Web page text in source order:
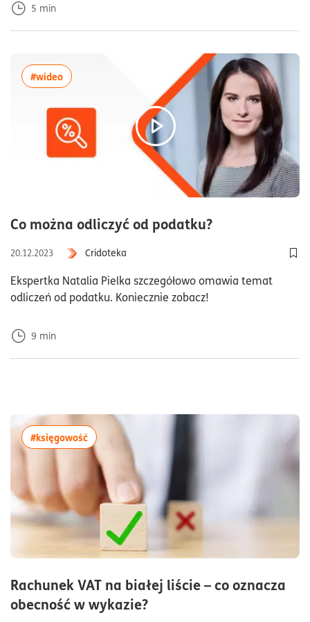
5 min
Co można odliczyć od podatku?czas
20.12.2023
Cridoteka
Ekspertka Natalia Pielka szczegółowo omawia temat
odliczeń od podatku. Koniecznie zobacz!
9 min
#wideowięcej artykułów z tagiem:#wideo
Rachunek VAT na białej liście – co oznacza
obecność w wykazie?czas czytania5minuty
#księgowośćwięcej artykułów z tagiem:#księgowość